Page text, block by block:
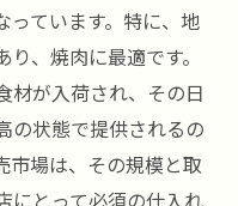
っています。特に、地
、焼肉に最適です。
材が入荷され、その日
の状態で提供されるの
市場は、その規模と取
にとって必須の仕入れ